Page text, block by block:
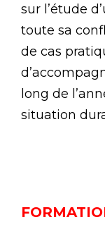
sur l’étude
toute sa
de cas
long de
situation